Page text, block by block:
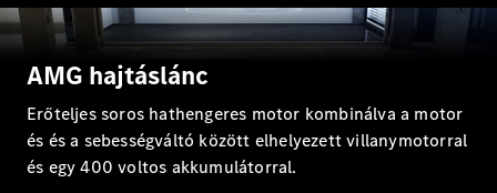
T-modell
AMG hajtáslánc
Erőteljes soros hathengeres motor kombinálva a motor
és és a sebességváltó között elhelyezett villanymotorral
és egy 400 voltos akkumulátorral.